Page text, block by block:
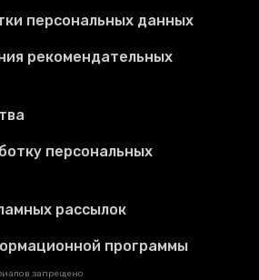
персональных данных
рекомендательных
персональных
рассылок
программы
запрещено